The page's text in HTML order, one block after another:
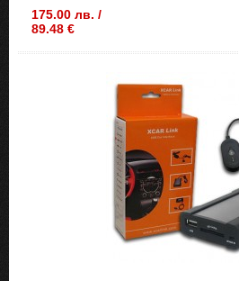
175.00 лв. /
89.48 €